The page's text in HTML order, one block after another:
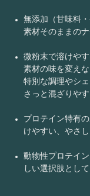
無添加（甘味料・
素材そのままの
微粉末で溶けや
素材の味を変え
特別な調理やシ
さっと混ざりや
プロテイン特有
けやすい、やさ
動物性プロテイ
しい選択肢として